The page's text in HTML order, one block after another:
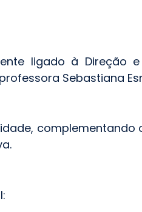
ligado à Direção
Sebastiana